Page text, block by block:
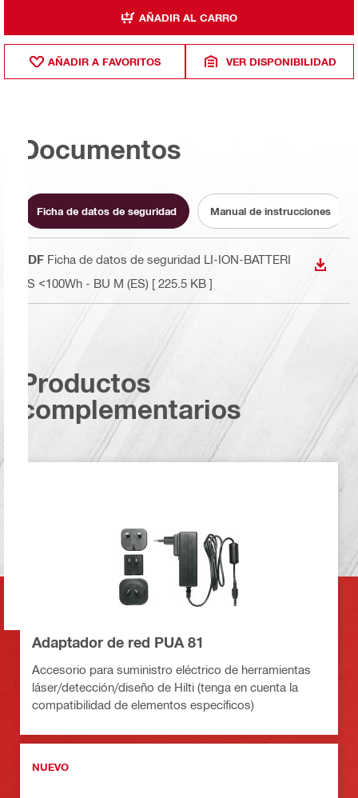
AÑADIR AL CARRO
AÑADIR A FAVORITOS VER DISPONIBILIDAD
Documentos
Ficha de datos de seguridad Manual de instrucciones
PDF Ficha de datos de seguridad LI-ION-BATTERI
ES <100Wh - BU M (ES) [ 225.5 KB ]
Productos
complementarios
Adaptador de red PUA 81
Accesorio para suministro eléctrico de herramientas
láser/detección/diseño de Hilti (tenga en cuenta la
compatibilidad de elementos específicos)
NUEVO